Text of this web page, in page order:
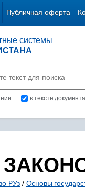
Публичная оферта
системы
в тексте документа
РУз / Основы